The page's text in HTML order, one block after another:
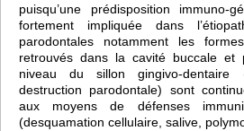
puisqu’une prédisposition immuno-
fortement impliquée dans
parodontales notamment les
retrouvés dans la cavité buccale et
niveau du sillon gingivo-dentaire
destruction parodontale) sont
aux moyens de défenses
(desquamation cellulaire, salive,